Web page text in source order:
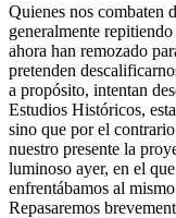
Quienes nos combaten
generalmente
ahora han remozado
pretenden
a propósito, intentan
Estudios Históricos,
sino que por el
nuestro presente la
luminoso ayer, en el
enfrentábamos al
Repasaremos